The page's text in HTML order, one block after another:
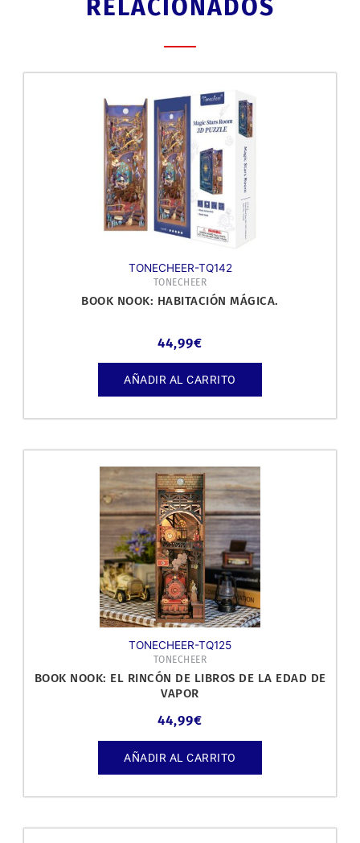
RELACIONADOS
TONECHEER-TQ142
TONECHEER
BOOK NOOK: HABITACIÓN MÁGICA.
44,99€
AÑADIR AL CARRITO
TONECHEER-TQ125
TONECHEER
BOOK NOOK: EL RINCÓN DE LIBROS DE LA EDAD DE
VAPOR
44,99€
AÑADIR AL CARRITO